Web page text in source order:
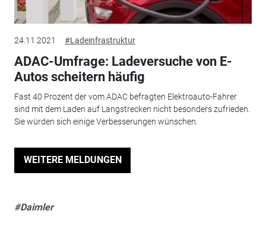
24.11.2021 #Ladeinfrastruktur
ADAC-Umfrage: Ladeversuche von E-
Autos scheitern häufig
Fast 40 Prozent der vom ADAC befragten Elektroauto-Fahrer
sind mit dem Laden auf Langstrecken nicht besonders zufrieden.
Sie würden sich einige Verbesserungen wünschen.
WEITERE MELDUNGEN
#Daimler